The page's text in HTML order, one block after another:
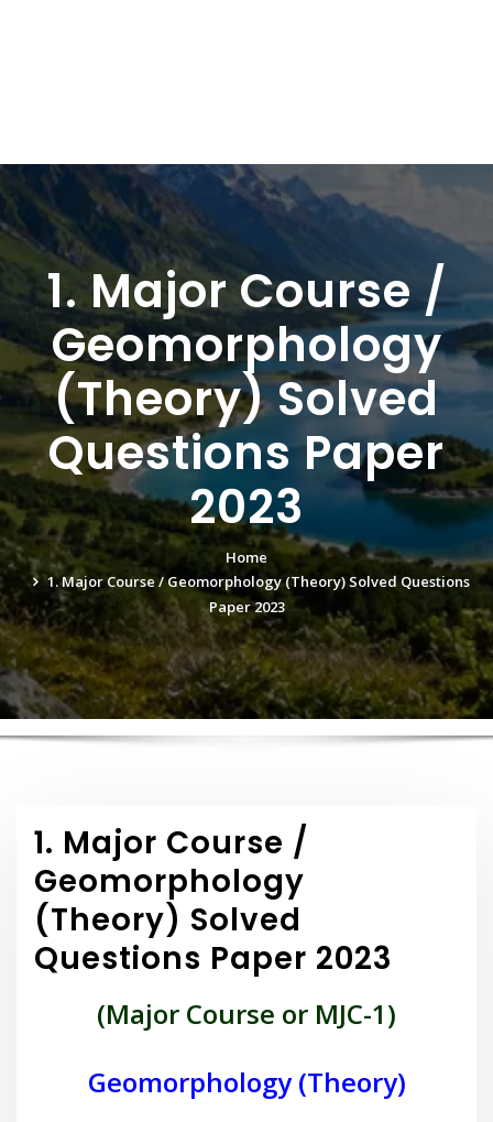
1. Major Course /
Geomorphology
(Theory) Solved
Questions Paper
2023
Home
1. Major Course / Geomorphology (Theory) Solved Questions
Paper 2023
1. Major Course /
Geomorphology
(Theory) Solved
Questions Paper 2023
(Major Course or MJC-1)
Geomorphology (Theory)